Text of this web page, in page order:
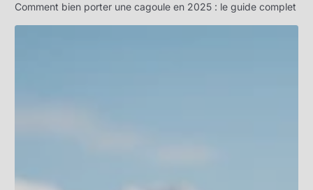
Comment bien porter une cagoule en 2025 : le guide complet